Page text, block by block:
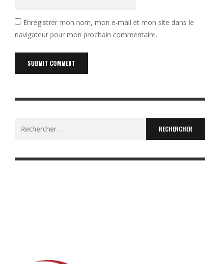
Enregistrer mon nom, mon e-mail et mon site dans le
navigateur pour mon prochain commentaire.